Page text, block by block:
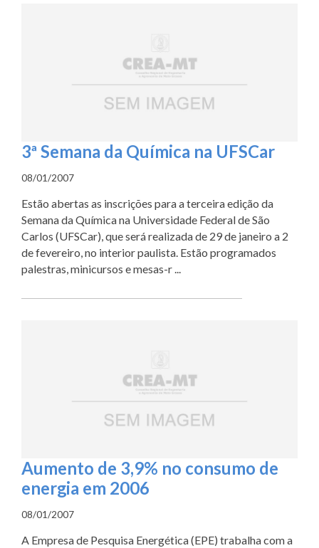
3ª Semana da Química na UFSCar
08/01/2007
Estão abertas as inscrições para a terceira edição da
Semana da Química na Universidade Federal de São
Carlos (UFSCar), que será realizada de 29 de janeiro a 2
de fevereiro, no interior paulista. Estão programados
palestras, minicursos e mesas-r ...
Aumento de 3,9% no consumo de
energia em 2006
08/01/2007
A Empresa de Pesquisa Energética (EPE) trabalha com a